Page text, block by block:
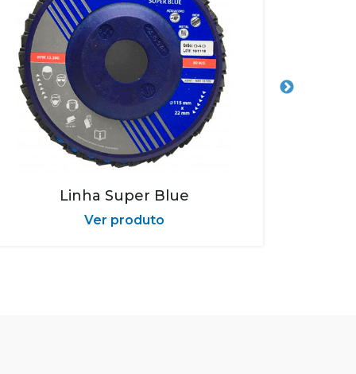
Linha Super Blue
Ver produto